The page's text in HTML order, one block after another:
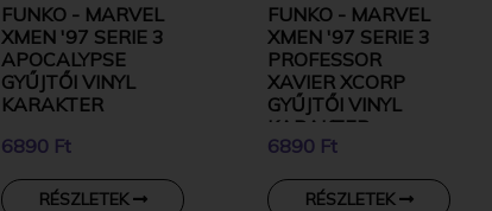
FUNKO - MARVEL
XMEN '97 SERIE 3
APOCALYPSE
GYŰJTŐI VINYL
KARAKTER
6890 Ft
RÉSZLETEK
FUNKO - MARVEL
XMEN '97 SERIE 3
PROFESSOR
XAVIER XCORP
GYŰJTŐI VINYL
KARAKTER
6890 Ft
RÉSZLETEK